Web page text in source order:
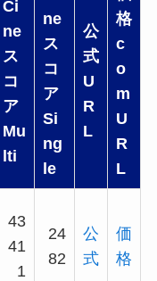
Ci
ne
ス
コ
ア
Mu
lti
ne
ス
コ
ア
Si
ng
le
公
式
U
R
L
格
c
o
m
U
R
L
43
41
1
24
82
公
式
価
格